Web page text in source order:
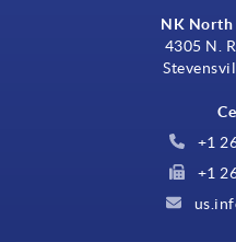
NK North
4305 N.
+1
+1